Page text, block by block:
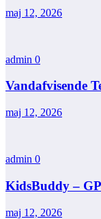
maj 12, 2026
admin 0
Vandafvisende
maj 12, 2026
admin 0
KidsBuddy –
maj 12, 2026